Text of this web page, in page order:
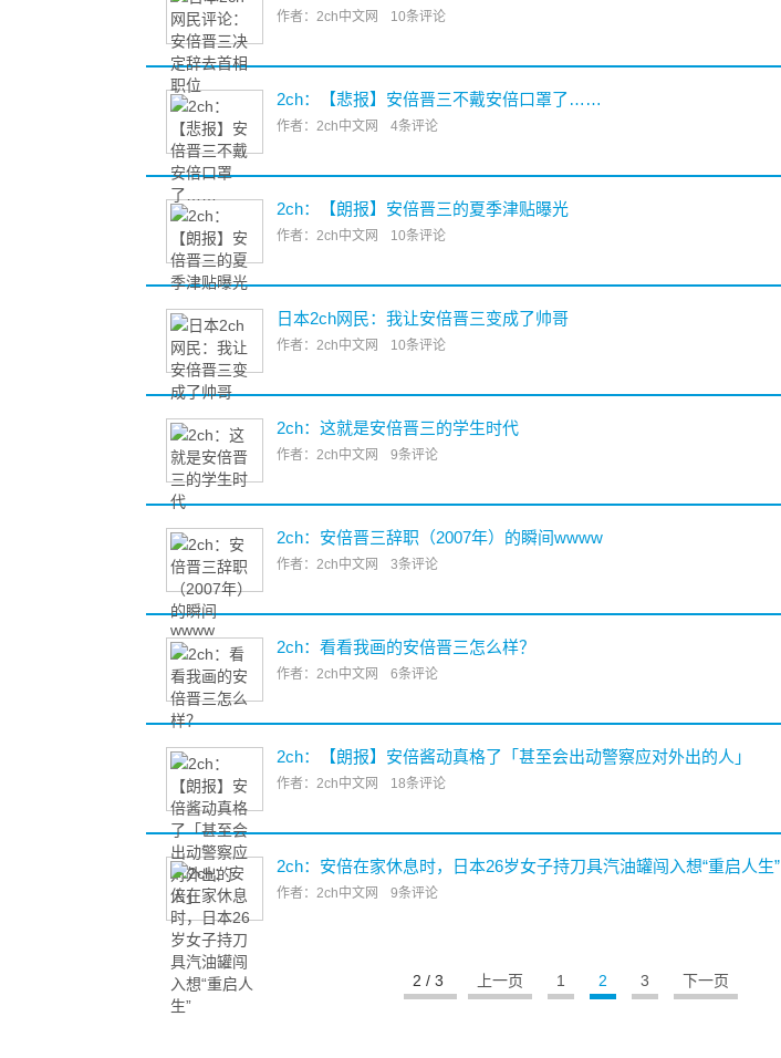
作者：2ch中文网 10条评论
2ch：【悲报】安倍晋三不戴安倍口罩了……
作者：2ch中文网 4条评论
2ch：【朗报】安倍晋三的夏季津贴曝光
作者：2ch中文网 10条评论
日本2ch网民：我让安倍晋三变成了帅哥
作者：2ch中文网 10条评论
2ch：这就是安倍晋三的学生时代
作者：2ch中文网 9条评论
2ch：安倍晋三辞职（2007年）的瞬间wwww
作者：2ch中文网 3条评论
2ch：看看我画的安倍晋三怎么样？
作者：2ch中文网 6条评论
2ch：【朗报】安倍酱动真格了「甚至会出动警察应对外出的人」
作者：2ch中文网 18条评论
2ch：安倍在家休息时，日本26岁女子持刀具汽油罐闯入想“重启人生”
作者：2ch中文网 9条评论
2 / 3 上一页 1 2 3 下一页